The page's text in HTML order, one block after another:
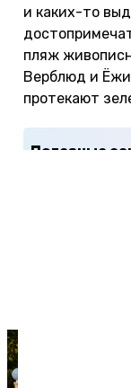
и каких-то
пляж
Верблюд и
протекают
Полезные